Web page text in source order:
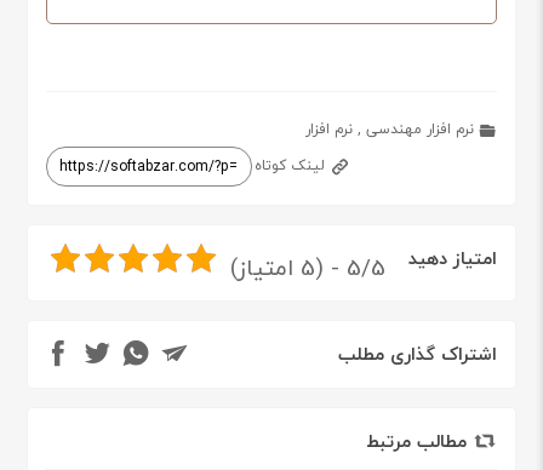
نرم افزار مهندسی ,نرم افزار
لینک کوتاه
امتیاز دهید 5/5 - (5 امتیاز)
اشتراک گذاری مطلب
مطالب مرتبط